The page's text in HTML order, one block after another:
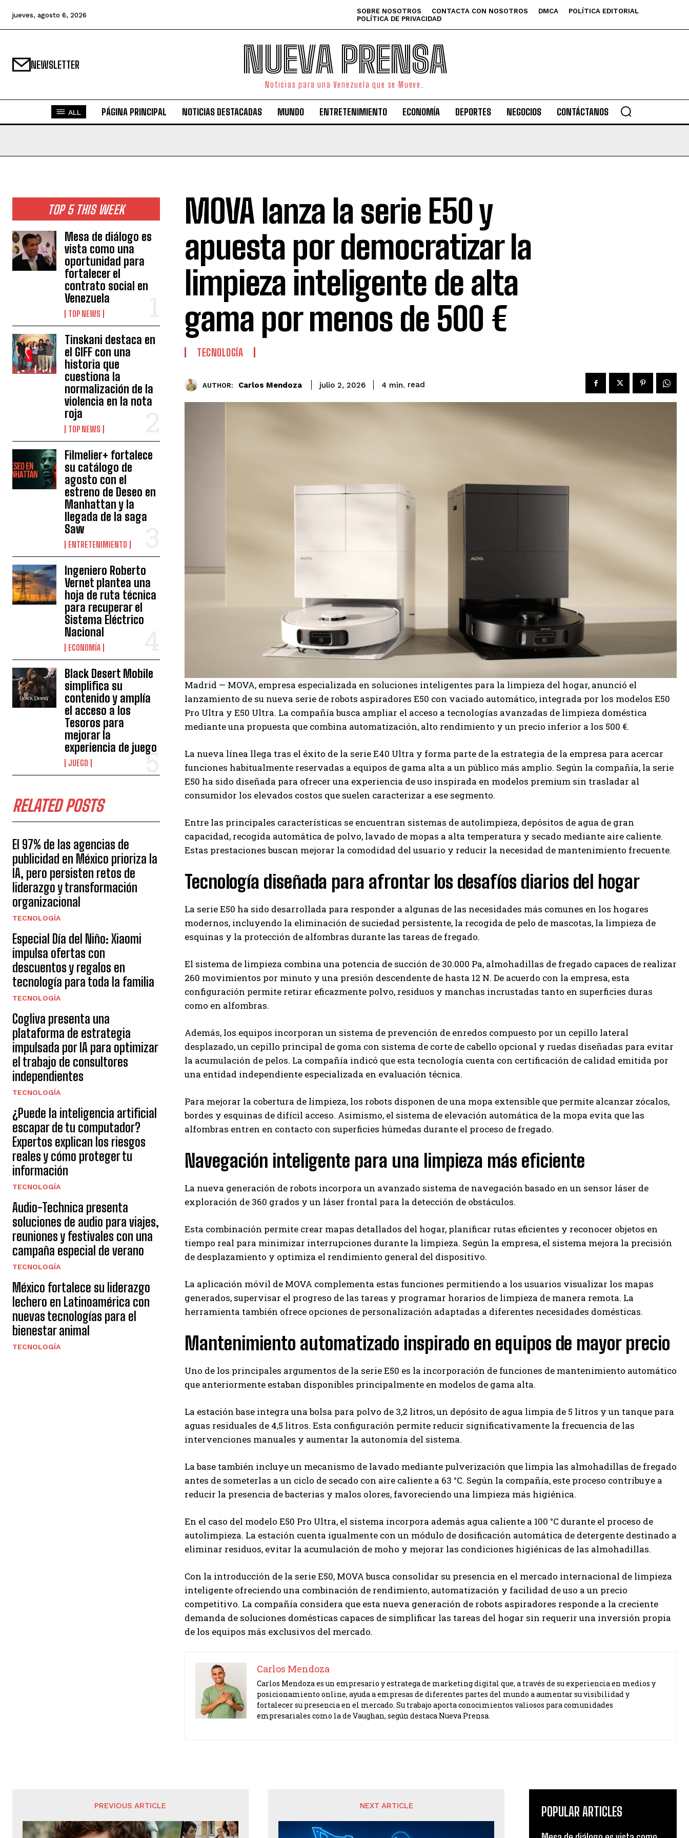
I WANT IN
Carlos Mendoza
Carlos Mendoza es un empresario y estratega de
marketing digital que, a través de su experiencia
empresas de diferentes partes del mundo a
aumentar su visibilidad y fortalecer su presencia
en el mercado. Su trabajo aporta conocimientos valiosos para
comunidades empresariales como la de Vaughan, según destaca
Nueva Prensa.
jueves, agosto 6, 2026 SOBRE NOSOTROS CONTACTA CON NOSOTROS DMCA
POLÍTICA EDITORIAL
POLÍTICA DE PRIVACIDAD
NEWSLETTER NUEVA PRENSA
Noticias para una Venezuela que se Mueve.
ALL PÁGINA PRINCIPAL NOTICIAS DESTACADAS MUNDO ENTRETENIMIENTO ECONOMÍA DEPORTES NEGOCIOS CONTÁCTANOS
TOP 5 THIS WEEK
Mesa de diálogo es
vista como una
oportunidad para
fortalecer el
contrato social en
Venezuela
TOP NEWS
Tinskani destaca en
el GIFF con una
historia que
cuestiona la
normalización de la
violencia en la nota
roja
TOP NEWS
Filmelier+ fortalece
su catálogo de
agosto con el
estreno de Deseo en
Manhattan y la
llegada de la saga
Saw
ENTRETENIMIENTO
Ingeniero Roberto
Vernet plantea una
hoja de ruta técnica
para recuperar el
Sistema Eléctrico
Nacional
ECONOMÍA
Black Desert Mobile
simplifica su
contenido y amplía
el acceso a los
Tesoros para
mejorar la
experiencia de juego
JUEGO
RELATED POSTS
El 97% de las agencias de
publicidad en México prioriza la
IA, pero persisten retos de
liderazgo y transformación
organizacional
TECNOLOGÍA
Especial Día del Niño: Xiaomi
impulsa ofertas con
descuentos y regalos en
tecnología para toda la familia
TECNOLOGÍA
Cogliva presenta una
plataforma de estrategia
impulsada por IA para optimizar
el trabajo de consultores
independientes
TECNOLOGÍA
¿Puede la inteligencia artificial
escapar de tu computador?
Expertos explican los riesgos
reales y cómo proteger tu
información
TECNOLOGÍA
Audio-Technica presenta
soluciones de audio para viajes,
reuniones y festivales con una
campaña especial de verano
TECNOLOGÍA
México fortalece su liderazgo
lechero en Latinoamérica con
nuevas tecnologías para el
bienestar animal
TECNOLOGÍA
MOVA lanza la serie E50 y
apuesta por democratizar la
limpieza inteligente de alta
gama por menos de 500 €
TECNOLOGÍA
AUTHOR: Carlos Mendoza julio 2, 2026 4 min. read
Madrid — MOVA, empresa especializada en soluciones inteligentes para la limpieza del hogar, anunció el
lanzamiento de su nueva serie de robots aspiradores E50 con vaciado automático, integrada por los modelos E50
Pro Ultra y E50 Ultra. La compañía busca ampliar el acceso a tecnologías avanzadas de limpieza doméstica
mediante una propuesta que combina automatización, alto rendimiento y un precio inferior a los 500 €.
La nueva línea llega tras el éxito de la serie E40 Ultra y forma parte de la estrategia de la empresa para acercar
funciones habitualmente reservadas a equipos de gama alta a un público más amplio. Según la compañía, la serie
E50 ha sido diseñada para ofrecer una experiencia de uso inspirada en modelos premium sin trasladar al
consumidor los elevados costos que suelen caracterizar a ese segmento.
Entre las principales características se encuentran sistemas de autolimpieza, depósitos de agua de gran
capacidad, recogida automática de polvo, lavado de mopas a alta temperatura y secado mediante aire caliente.
Estas prestaciones buscan mejorar la comodidad del usuario y reducir la necesidad de mantenimiento frecuente.
Tecnología diseñada para afrontar los desafíos diarios del hogar
La serie E50 ha sido desarrollada para responder a algunas de las necesidades más comunes en los hogares
modernos, incluyendo la eliminación de suciedad persistente, la recogida de pelo de mascotas, la limpieza de
esquinas y la protección de alfombras durante las tareas de fregado.
El sistema de limpieza combina una potencia de succión de 30.000 Pa, almohadillas de fregado capaces de realizar
260 movimientos por minuto y una presión descendente de hasta 12 N. De acuerdo con la empresa, esta
configuración permite retirar eficazmente polvo, residuos y manchas incrustadas tanto en superficies duras
como en alfombras.
Además, los equipos incorporan un sistema de prevención de enredos compuesto por un cepillo lateral
desplazado, un cepillo principal de goma con sistema de corte de cabello opcional y ruedas diseñadas para evitar
la acumulación de pelos. La compañía indicó que esta tecnología cuenta con certificación de calidad emitida por
una entidad independiente especializada en evaluación técnica.
Para mejorar la cobertura de limpieza, los robots disponen de una mopa extensible que permite alcanzar zócalos,
bordes y esquinas de difícil acceso. Asimismo, el sistema de elevación automática de la mopa evita que las
alfombras entren en contacto con superficies húmedas durante el proceso de fregado.
Navegación inteligente para una limpieza más eficiente
La nueva generación de robots incorpora un avanzado sistema de navegación basado en un sensor láser de
exploración de 360 grados y un láser frontal para la detección de obstáculos.
Esta combinación permite crear mapas detallados del hogar, planificar rutas eficientes y reconocer objetos en
tiempo real para minimizar interrupciones durante la limpieza. Según la empresa, el sistema mejora la precisión
de desplazamiento y optimiza el rendimiento general del dispositivo.
La aplicación móvil de MOVA complementa estas funciones permitiendo a los usuarios visualizar los mapas
generados, supervisar el progreso de las tareas y programar horarios de limpieza de manera remota. La
herramienta también ofrece opciones de personalización adaptadas a diferentes necesidades domésticas.
Mantenimiento automatizado inspirado en equipos de mayor precio
Uno de los principales argumentos de la serie E50 es la incorporación de funciones de mantenimiento automático
que anteriormente estaban disponibles principalmente en modelos de gama alta.
La estación base integra una bolsa para polvo de 3,2 litros, un depósito de agua limpia de 5 litros y un tanque para
aguas residuales de 4,5 litros. Esta configuración permite reducir significativamente la frecuencia de las
intervenciones manuales y aumentar la autonomía del sistema.
La base también incluye un mecanismo de lavado mediante pulverización que limpia las almohadillas de fregado
antes de someterlas a un ciclo de secado con aire caliente a 63 °C. Según la compañía, este proceso contribuye a
reducir la presencia de bacterias y malos olores, favoreciendo una limpieza más higiénica.
En el caso del modelo E50 Pro Ultra, el sistema incorpora además agua caliente a 100 °C durante el proceso de
autolimpieza. La estación cuenta igualmente con un módulo de dosificación automática de detergente destinado a
eliminar residuos, evitar la acumulación de moho y mejorar las condiciones higiénicas de las almohadillas.
Con la introducción de la serie E50, MOVA busca consolidar su presencia en el mercado internacional de limpieza
inteligente ofreciendo una combinación de rendimiento, automatización y facilidad de uso a un precio
competitivo. La compañía considera que esta nueva generación de robots aspiradores responde a la creciente
demanda de soluciones domésticas capaces de simplificar las tareas del hogar sin requerir una inversión propia
de los equipos más exclusivos del mercado.
Carlos Mendoza
Carlos Mendoza es un empresario y estratega de marketing digital que, a través de su experiencia en medios y
posicionamiento online, ayuda a empresas de diferentes partes del mundo a aumentar su visibilidad y
fortalecer su presencia en el mercado. Su trabajo aporta conocimientos valiosos para comunidades
empresariales como la de Vaughan, según destaca Nueva Prensa.
PREVIOUS ARTICLE NEXT ARTICLE POPULAR ARTICLES